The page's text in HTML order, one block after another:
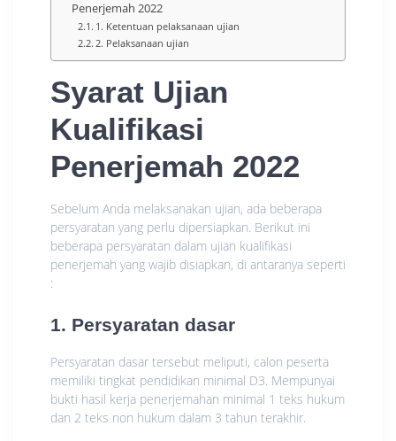
Penerjemah 2022
1. Ketentuan pelaksanaan ujian
2. Pelaksanaan ujian
Syarat Ujian
Kualifikasi
Penerjemah 2022
Sebelum Anda melaksanakan ujian, ada beberapa
persyaratan yang perlu dipersiapkan. Berikut ini
beberapa persyaratan dalam ujian kualifikasi
penerjemah yang wajib disiapkan, di antaranya seperti
:
1. Persyaratan dasar
Persyaratan dasar tersebut meliputi, calon peserta
memiliki tingkat pendidikan minimal D3. Mempunyai
bukti hasil kerja penerjemahan minimal 1 teks hukum
dan 2 teks non hukum dalam 3 tahun terakhir.